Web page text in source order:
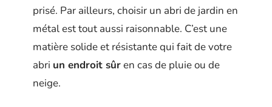
prisé. Par ailleurs, choisir un abri de jardin en
métal est tout aussi raisonnable. C’est une
matière solide et résistante qui fait de votre
abri un endroit sûren cas de pluie ou de
neige.